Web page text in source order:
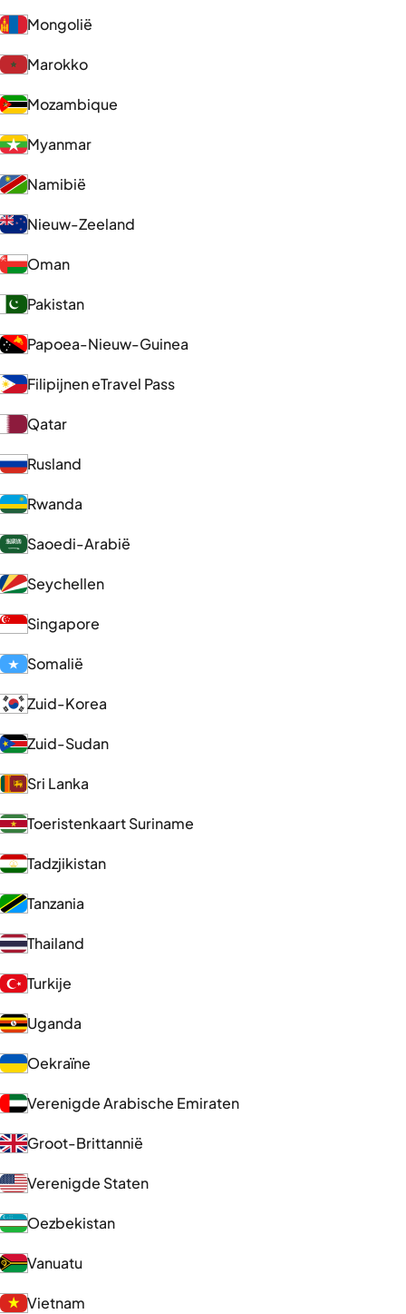
Mongolië
Marokko
Mozambique
Myanmar
Namibië
Nieuw-Zeeland
Oman
Pakistan
Papoea-Nieuw-Guinea
Filipijnen eTravel Pass
Qatar
Rusland
Rwanda
Saoedi-Arabië
Seychellen
Singapore
Somalië
Zuid-Korea
Zuid-Sudan
Sri Lanka
Toeristenkaart Suriname
Tadzjikistan
Tanzania
Thailand
Turkije
Uganda
Oekraïne
Verenigde Arabische Emiraten
Groot-Brittannië
Verenigde Staten
Oezbekistan
Vanuatu
Vietnam